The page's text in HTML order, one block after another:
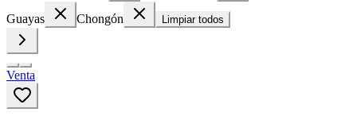
Guayas
Chongón Limpiar todos
Venta